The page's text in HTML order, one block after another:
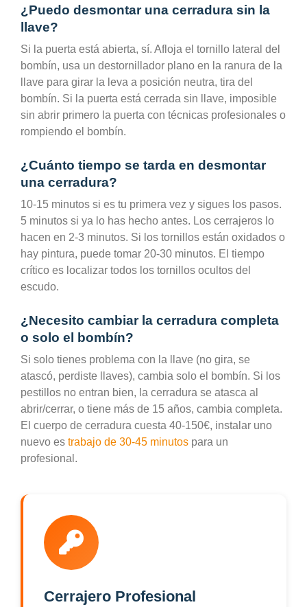
¿Puedo desmontar una cerradura sin la
llave?
Si la puerta está abierta, sí. Afloja el tornillo lateral del
bombín, usa un destornillador plano en la ranura de la
llave para girar la leva a posición neutra, tira del
bombín. Si la puerta está cerrada sin llave, imposible
sin abrir primero la puerta con técnicas profesionales o
rompiendo el bombín.
¿Cuánto tiempo se tarda en desmontar
una cerradura?
10-15 minutos si es tu primera vez y sigues los pasos.
5 minutos si ya lo has hecho antes. Los cerrajeros lo
hacen en 2-3 minutos. Si los tornillos están oxidados o
hay pintura, puede tomar 20-30 minutos. El tiempo
crítico es localizar todos los tornillos ocultos del
escudo.
¿Necesito cambiar la cerradura completa
o solo el bombín?
Si solo tienes problema con la llave (no gira, se
atascó, perdiste llaves), cambia solo el bombín. Si los
pestillos no entran bien, la cerradura se atasca al
abrir/cerrar, o tiene más de 15 años, cambia completa.
El cuerpo de cerradura cuesta 40-150€, instalar uno
nuevo es trabajo de 30-45 minutos para un
profesional.
Cerrajero Profesional